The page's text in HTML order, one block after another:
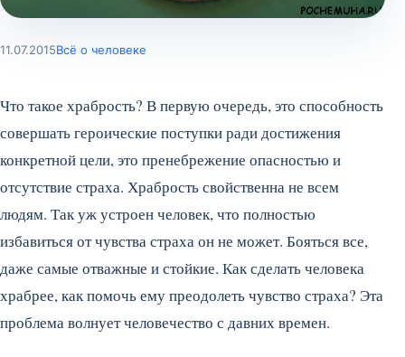
11.07.2015Всё о человеке
Что такое храбрость? В первую очередь, это способность
совершать героические поступки ради достижения
конкретной цели, это пренебрежение опасностью и
отсутствие страха. Храбрость свойственна не всем
людям. Так уж устроен человек, что полностью
избавиться от чувства страха он не может. Бояться все,
даже самые отважные и стойкие. Как сделать человека
храбрее, как помочь ему преодолеть чувство страха? Эта
проблема волнует человечество с давних времен.